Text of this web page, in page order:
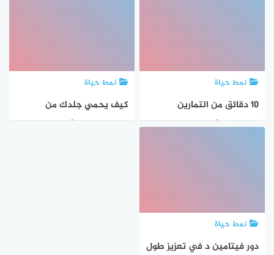
نمط حياة
10 دقائق من التمارين
الرياضية: تأثيرات مضادة
نمط حياة
كيف يحمي جلدك من
نمط حياة
دور فيتامين د في تعزيز طول